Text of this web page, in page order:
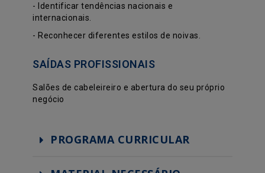
- Identificar tendências nacionais e
internacionais.
- Reconhecer diferentes estilos de noivas.
SAÍDAS PROFISSIONAIS
Salões de cabeleireiro e abertura do seu próprio
negócio
PROGRAMA CURRICULAR